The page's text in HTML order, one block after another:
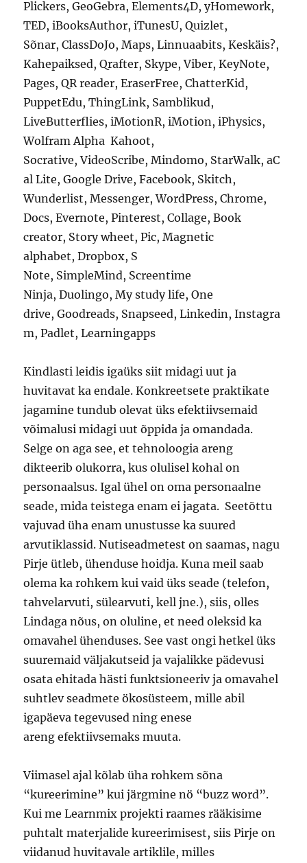
Plickers, GeoGebra, Elements4D, yHomework,
TED, iBooksAuthor, iTunesU, Quizlet,
Sõnar, ClassDoJo, Maps, Linnuaabits, Keskäis?,
Kahepaiksed, Qrafter, Skype, Viber, KeyNote,
Pages, QR reader, EraserFree, ChatterKid,
PuppetEdu, ThingLink, Samblikud,
LiveButterflies, iMotionR, iMotion, iPhysics,
Wolfram Alpha Kahoot,
Socrative, VideoScribe, Mindomo, StarWalk, aC
al Lite, Google Drive, Facebook, Skitch,
Wunderlist, Messenger, WordPress, Chrome,
Docs, Evernote, Pinterest, Collage, Book
creator, Story wheet, Pic, Magnetic
alphabet, Dropbox, S
Note, SimpleMind, Screentime
Ninja, Duolingo, My study life, One
drive, Goodreads, Snapseed, Linkedin, Instagra
m, Padlet, Learningapps
Kindlasti leidis igaüks siit midagi uut ja
huvitavat ka endale. Konkreetsete praktikate
jagamine tundub olevat üks efektiivsemaid
võimalusi midagi uut õppida ja omandada.
Selge on aga see, et tehnoloogia areng
dikteerib olukorra, kus olulisel kohal on
personaalsus. Igal ühel on oma personaalne
seade, mida teistega enam ei jagata. Seetõttu
vajuvad üha enam unustusse ka suured
arvutiklassid. Nutiseadmetest on saamas, nagu
Pirje ütleb, ühenduse hoidja. Kuna meil saab
olema ka rohkem kui vaid üks seade (telefon,
tahvelarvuti, sülearvuti, kell jne.), siis, olles
Lindaga nõus, on oluline, et need oleksid ka
omavahel ühenduses. See vast ongi hetkel üks
suuremaid väljakutseid ja vajalikke pädevusi
osata ehitada hästi funktsioneeriv ja omavahel
suhtlev seadmete ökosüsteem, mille abil
igapäeva tegevused ning enese
areng efektiivsemaks muuta.
Viimasel ajal kõlab üha rohkem sõna
“kureerimine” kui järgmine nö “buzz word”.
Kui me Learnmix projekti raames rääkisime
puhtalt materjalide kureerimisest, siis Pirje on
viidanud huvitavale artiklile, milles